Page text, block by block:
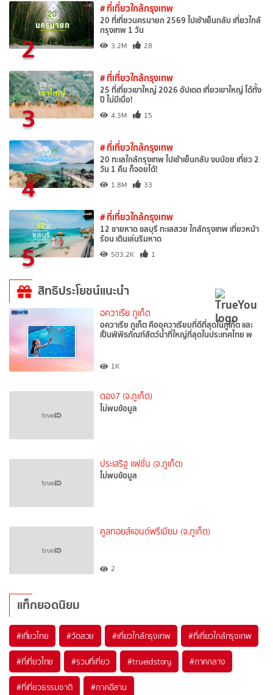
2
# ที่เที่ยวใกล้กรุงเทพ
20 ที่เที่ยวนครนายก 2569 ไปเช้าเย็นกลับ เที่ยวใกล้
กรุงเทพ 1 วัน
3.2M 28
3
# ที่เที่ยวใกล้กรุงเทพ
25 ที่เที่ยวเขาใหญ่ 2026 อัปเดต เที่ยวเขาใหญ่ ได้ทั้ง
ปี ไม่มีเบื่อ!
4.3M 15
4
# ที่เที่ยวใกล้กรุงเทพ
20 ทะเลใกล้กรุงเทพ ไปเช้าเย็นกลับ งบน้อย เที่ยว 2
วัน 1 คืน ก็จอยได้!
1.8M 33
5
# ที่เที่ยวใกล้กรุงเทพ
12 ชายหาด ชลบุรี ทะเลสวย ใกล้กรุงเทพ เที่ยวหน้า
ร้อน เดินเล่นริมหาด
503.2K 1
สิทธิประโยชน์แนะนำ
อควาเรีย ภูเก็ต
อควาเรีย ภูเก็ต คืออควาเรียมที่ดีที่สุดในภูเก็ต และ
เป็นพิพิธภัณฑ์สัตว์น้ำที่ใหญ่ที่สุดในประเทศไทย พ
1K
ตอง7 (จ.ภูเก็ต)
ไม่พบข้อมูล
ประเสริฐ แฟชั่น (จ.ภูเก็ต)
ไม่พบข้อมูล
คูลทอยส์แอนด์พรีเมียม (จ.ภูเก็ต)
2
แท็กยอดนิยม
#เที่ยวไทย #วัดสวย #เที่ยวใกล้กรุงเทพ #ที่เที่ยวใกล้กรุงเทพ
#ที่เที่ยวไทย #รวมที่เที่ยว #trueidstory #ภาคกลาง
#ที่เที่ยวธรรมชาติ #ภาคอีสาน